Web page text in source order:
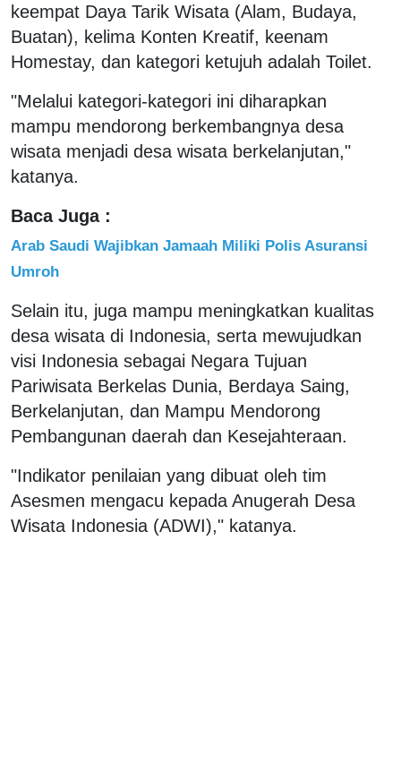
keempat Daya Tarik Wisata (Alam, Budaya,
Buatan), kelima Konten Kreatif, keenam
Homestay, dan kategori ketujuh adalah Toilet.
"Melalui kategori-kategori ini diharapkan
mampu mendorong berkembangnya desa
wisata menjadi desa wisata berkelanjutan,"
katanya.
Baca Juga :
Arab Saudi Wajibkan Jamaah Miliki Polis Asuransi
Umroh
Selain itu, juga mampu meningkatkan kualitas
desa wisata di Indonesia, serta mewujudkan
visi Indonesia sebagai Negara Tujuan
Pariwisata Berkelas Dunia, Berdaya Saing,
Berkelanjutan, dan Mampu Mendorong
Pembangunan daerah dan Kesejahteraan.
"Indikator penilaian yang dibuat oleh tim
Asesmen mengacu kepada Anugerah Desa
Wisata Indonesia (ADWI)," katanya.